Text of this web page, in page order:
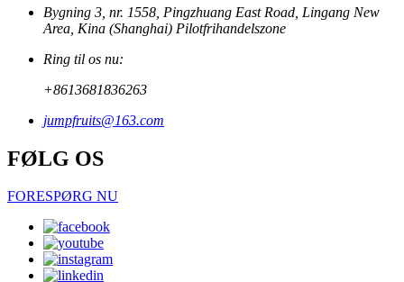
Bygning 3, nr. 1558, Pingzhuang East Road, Lingang New
Area, Kina (Shanghai) Pilotfrihandelszone
Ring til os nu:
+8613681836263
jumpfruits@163.com
FØLG OS
FORESPØRG NU